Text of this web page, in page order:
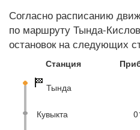
Согласно расписанию
по маршруту Тында-
остановок на следующих
Станция
Тында
Кувыкта